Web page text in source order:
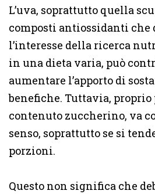
L’uva, soprattutto quella
composti antiossidanti che
l’interesse della ricerca
in una dieta varia, può
aumentare l’apporto di
benefiche. Tuttavia, proprio
contenuto zuccherino, va
senso, soprattutto se si
porzioni.
Questo non significa che